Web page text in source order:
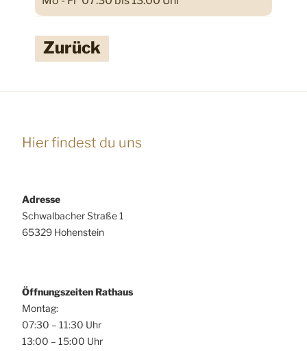
Zurück
Hier findest du uns
Adresse
Schwalbacher Straße 1
65329 Hohenstein
Öffnungszeiten Rathaus
Montag:
07:30 – 11:30 Uhr
13:00 – 15:00 Uhr